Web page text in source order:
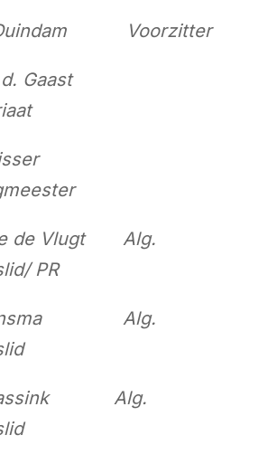
Duindam Voorzitter
Gaast
Visser
de Vlugt Alg.
PR
Alg.
Alg.